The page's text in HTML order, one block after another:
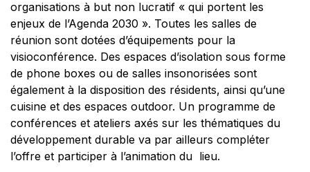
organisations à but non lucratif « qui portent les
enjeux de l’Agenda 2030 ». Toutes les salles de
réunion sont dotées d’équipements pour la
visioconférence. Des espaces d’isolation sous forme
de phone boxes ou de salles insonorisées sont
également à la disposition des résidents, ainsi qu’une
cuisine et des espaces outdoor. Un programme de
conférences et ateliers axés sur les thématiques du
développement durable va par ailleurs compléter
l’offre et participer à l’animation du lieu.